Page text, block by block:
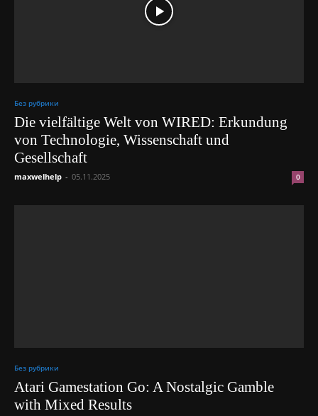
Без рубрики
Die vielfältige Welt von WIRED: Erkundung
von Technologie, Wissenschaft und
Gesellschaft
maxwelhelp - 05.11.2025 0
Без рубрики
Atari Gamestation Go: A Nostalgic Gamble
with Mixed Results